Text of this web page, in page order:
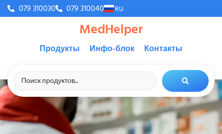
079 310030 079 310040 RU
MedHelper
Продукты Инфо-блок Контакты